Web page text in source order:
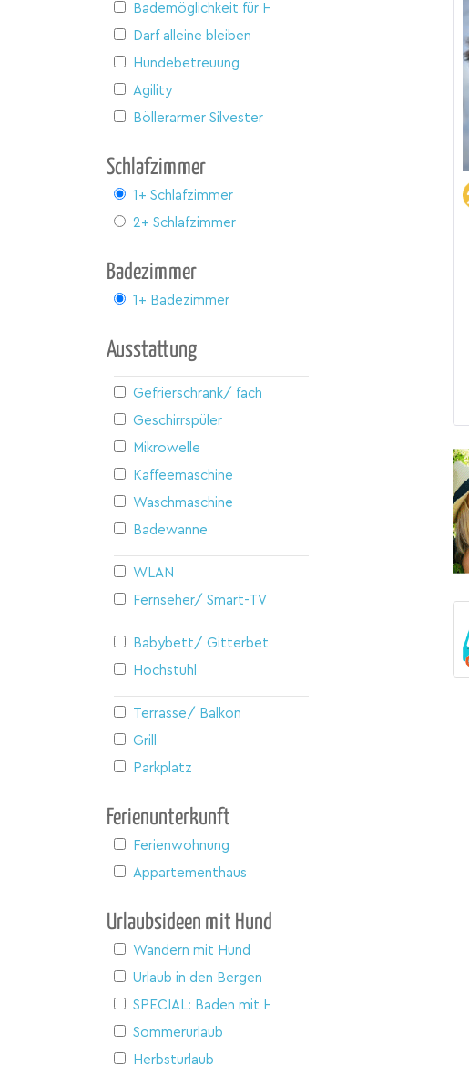
Bademöglichkeit für Hunde
Darf alleine bleiben
Hundebetreuung
Agility
Böllerarmer Silvester
Schlafzimmer
1+ Schlafzimmer
2+ Schlafzimmer
Badezimmer
1+ Badezimmer
Ausstattung
Gefrierschrank/ fach
Geschirrspüler
Mikrowelle
Kaffeemaschine
Waschmaschine
Badewanne
WLAN
Fernseher/ Smart-TV
Babybett/ Gitterbett
Hochstuhl
Terrasse/ Balkon
Grill
Parkplatz
Ferienunterkunft
Ferienwohnung
Appartementhaus
Urlaubsideen mit Hund
Wandern mit Hund
Urlaub in den Bergen
SPECIAL: Baden mit Hund
Sommerurlaub
Herbsturlaub